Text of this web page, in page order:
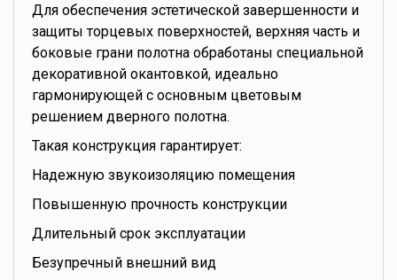
Для обеспечения эстетической завершенности и
защиты торцевых поверхностей, верхняя часть и
боковые грани полотна обработаны специальной
декоративной окантовкой, идеально
гармонирующей с основным цветовым
решением дверного полотна.
Такая конструкция гарантирует:
Надежную звукоизоляцию помещения
Повышенную прочность конструкции
Длительный срок эксплуатации
Безупречный внешний вид